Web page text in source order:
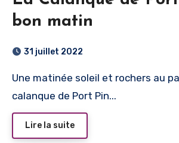
bon matin
31 juillet 2022
Une matinée soleil et rochers au paradis, à la
calanque de Port Pin...
Lire la suite